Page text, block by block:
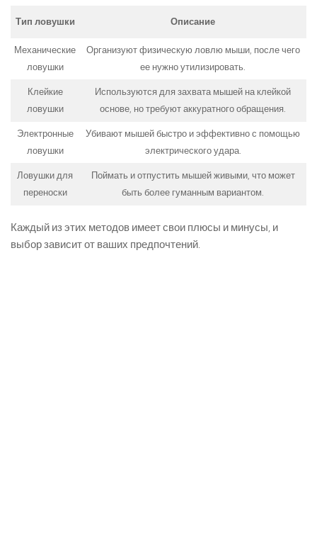
Тип ловушки Описание
Механические
ловушки
Организуют физическую ловлю мыши, после чего
ее нужно утилизировать.
Клейкие
ловушки
Используются для захвата мышей на клейкой
основе, но требуют аккуратного обращения.
Электронные
ловушки
Убивают мышей быстро и эффективно с помощью
электрического удара.
Ловушки для
переноски
Поймать и отпустить мышей живыми, что может
быть более гуманным вариантом.
Каждый из этих методов имеет свои плюсы и минусы, и
выбор зависит от ваших предпочтений.